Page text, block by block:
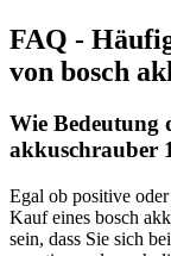
FAQ -
von bosch
Wie Bedeutung
akkuschrauber
Egal ob positive
Kauf eines bosch
sein, dass Sie sich